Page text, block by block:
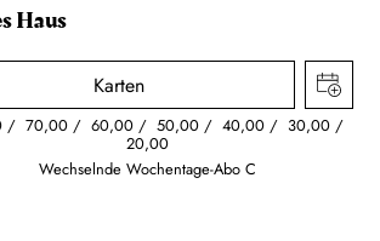
Haus
Karten
70,00 60,00 50,00 40,00 30,00
20,00
Wechselnde Wochentage-Abo C